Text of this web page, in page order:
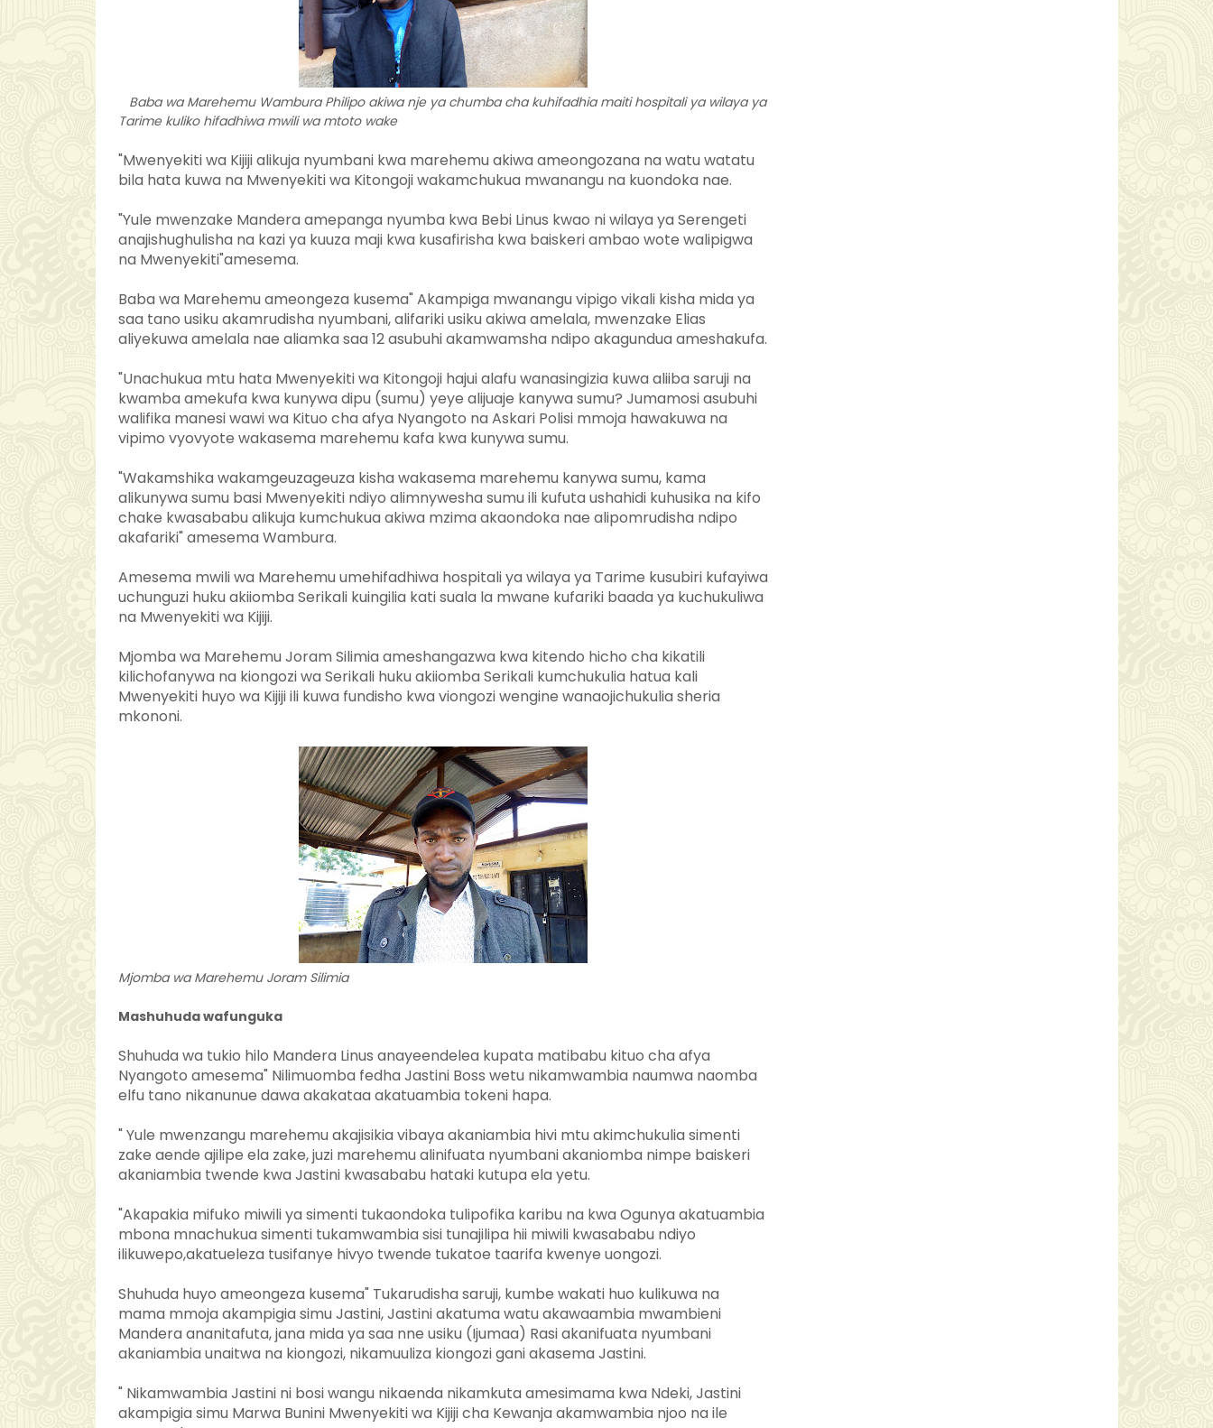
Baba wa Marehemu Wambura Philipo akiwa nje ya chumba cha kuhifadhia maiti hospitali ya wilaya ya
Tarime kuliko hifadhiwa mwili wa mtoto wake
"Mwenyekiti wa Kijiji alikuja nyumbani kwa marehemu akiwa ameongozana na watu watatu
bila hata kuwa na Mwenyekiti wa Kitongoji wakamchukua mwanangu na kuondoka nae.
"Yule mwenzake Mandera amepanga nyumba kwa Bebi Linus kwao ni wilaya ya Serengeti
anajishughulisha na kazi ya kuuza maji kwa kusafirisha kwa baiskeri ambao wote walipigwa
na Mwenyekiti"amesema.
Baba wa Marehemu ameongeza kusema" Akampiga mwanangu vipigo vikali kisha mida ya
saa tano usiku akamrudisha nyumbani, alifariki usiku akiwa amelala, mwenzake Elias
aliyekuwa amelala nae aliamka saa 12 asubuhi akamwamsha ndipo akagundua ameshakufa.
"Unachukua mtu hata Mwenyekiti wa Kitongoji hajui alafu wanasingizia kuwa aliiba saruji na
kwamba amekufa kwa kunywa dipu (sumu) yeye alijuaje kanywa sumu? Jumamosi asubuhi
walifika manesi wawi wa Kituo cha afya Nyangoto na Askari Polisi mmoja hawakuwa na
vipimo vyovyote wakasema marehemu kafa kwa kunywa sumu.
"Wakamshika wakamgeuzageuza kisha wakasema marehemu kanywa sumu, kama
alikunywa sumu basi Mwenyekiti ndiyo alimnywesha sumu ili kufuta ushahidi kuhusika na kifo
chake kwasababu alikuja kumchukua akiwa mzima akaondoka nae alipomrudisha ndipo
akafariki" amesema Wambura.
Amesema mwili wa Marehemu umehifadhiwa hospitali ya wilaya ya Tarime kusubiri kufayiwa
uchunguzi huku akiiomba Serikali kuingilia kati suala la mwane kufariki baada ya kuchukuliwa
na Mwenyekiti wa Kijiji.
Mjomba wa Marehemu Joram Silimia ameshangazwa kwa kitendo hicho cha kikatili
kilichofanywa na kiongozi wa Serikali huku akiiomba Serikali kumchukulia hatua kali
Mwenyekiti huyo wa Kijiji ili kuwa fundisho kwa viongozi wengine wanaojichukulia sheria
mkononi.
Mjomba wa Marehemu Joram Silimia
Mashuhuda wafunguka
Shuhuda wa tukio hilo Mandera Linus anayeendelea kupata matibabu kituo cha afya
Nyangoto amesema" Nilimuomba fedha Jastini Boss wetu nikamwambia naumwa naomba
elfu tano nikanunue dawa akakataa akatuambia tokeni hapa.
" Yule mwenzangu marehemu akajisikia vibaya akaniambia hivi mtu akimchukulia simenti
zake aende ajilipe ela zake, juzi marehemu alinifuata nyumbani akaniomba nimpe baiskeri
akaniambia twende kwa Jastini kwasababu hataki kutupa ela yetu.
"Akapakia mifuko miwili ya simenti tukaondoka tulipofika karibu na kwa Ogunya akatuambia
mbona mnachukua simenti tukamwambia sisi tunajilipa hii miwili kwasababu ndiyo
ilikuwepo,akatueleza tusifanye hivyo twende tukatoe taarifa kwenye uongozi.
Shuhuda huyo ameongeza kusema" Tukarudisha saruji, kumbe wakati huo kulikuwa na
mama mmoja akampigia simu Jastini, Jastini akatuma watu akawaambia mwambieni
Mandera ananitafuta, jana mida ya saa nne usiku (Ijumaa) Rasi akanifuata nyumbani
akaniambia unaitwa na kiongozi, nikamuuliza kiongozi gani akasema Jastini.
" Nikamwambia Jastini ni bosi wangu nikaenda nikamkuta amesimama kwa Ndeki, Jastini
akampigia simu Marwa Bunini Mwenyekiti wa Kijiji cha Kewanja akamwambia njoo na ile